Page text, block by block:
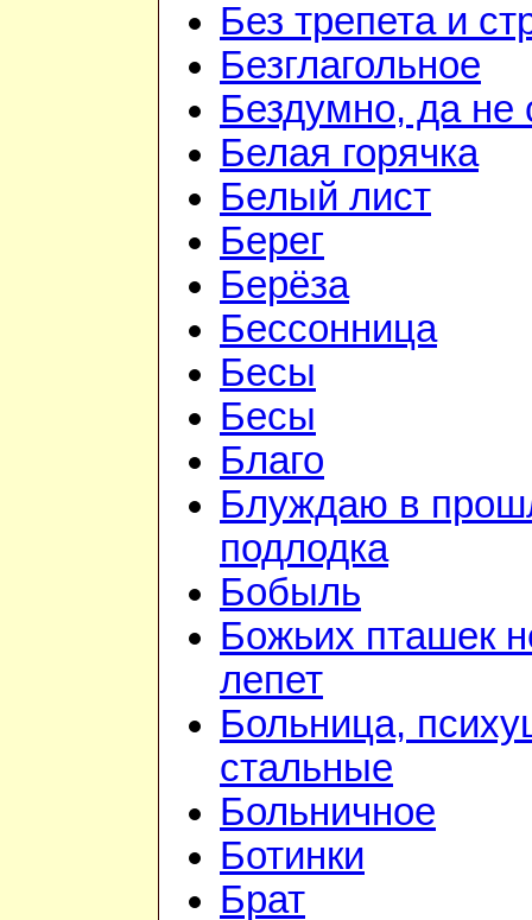
Без трепета и
Безглагольное
Бездумно, да не
Белая горячка
Белый лист
Берег
Берёза
Бессонница
Бесы
Бесы
Благо
Блуждаю в
подлодка
Бобыль
Божьих пташек
лепет
Больница,
стальные
Больничное
Ботинки
Брат